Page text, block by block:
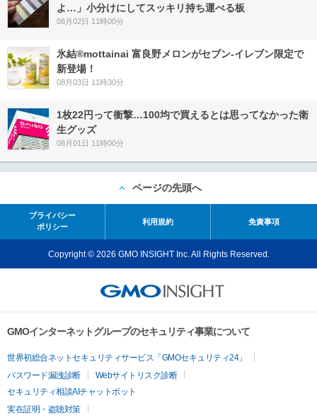
よ…」小分けにしてスッキリ持ち運べる板
08月02日 11時00分
氷結®mottainai 富良野メロンがセブン‐イレブン限定で
新登場！
08月03日 11時30分
1枚22円って衝撃…100均で買えるとは思ってなかった衛
生グッズ
08月01日 11時00分
ページの先頭へ
プライバシー
ポリシー
利用規約 免責事項
Copyright © 2026 GMO INSIGHT Inc. All Rights Reserved.
GMOインターネットグループのセキュリティ事業について
世界初総合ネットセキュリティサービス「GMOセキュリティ24」
パスワード漏洩診断
Webサイトリスク診断
セキュリティ相談AIチャットボット
実在証明・盗聴対策